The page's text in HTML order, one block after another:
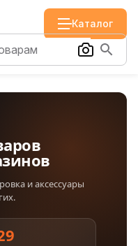
Каталог
и аксессуары